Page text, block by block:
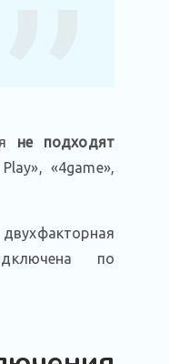
не подходят
«4game»,
по